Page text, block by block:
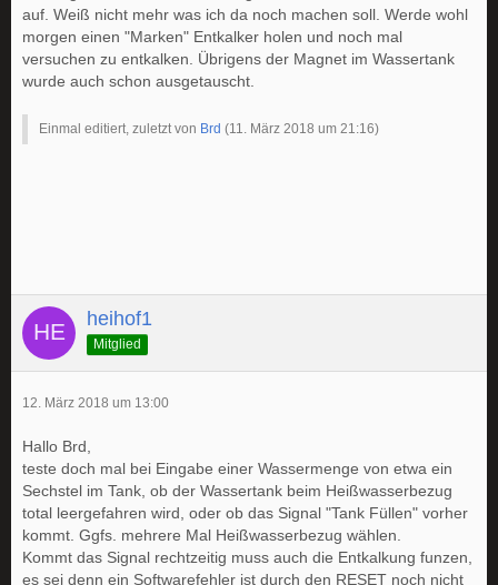
auf. Weiß nicht mehr was ich da noch machen soll. Werde wohl
morgen einen "Marken" Entkalker holen und noch mal
versuchen zu entkalken. Übrigens der Magnet im Wassertank
wurde auch schon ausgetauscht.
Einmal editiert, zuletzt von Brd (11. März 2018 um 21:16)
heihof1
Mitglied
12. März 2018 um 13:00
Hallo Brd,
teste doch mal bei Eingabe einer Wassermenge von etwa ein
Sechstel im Tank, ob der Wassertank beim Heißwasserbezug
total leergefahren wird, oder ob das Signal "Tank Füllen" vorher
kommt. Ggfs. mehrere Mal Heißwasserbezug wählen.
Kommt das Signal rechtzeitig muss auch die Entkalkung funzen,
es sei denn ein Softwarefehler ist durch den RESET noch nicht